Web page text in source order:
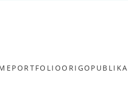
PORTFOLIO ORIGO